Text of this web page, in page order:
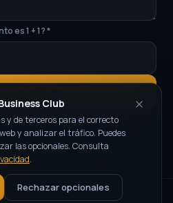
es1 +1? *
Club
y de terceros para el correcto
y analizar el tráfico. Puedes
las opcionales. Consulta
.
Rechazar opcionales